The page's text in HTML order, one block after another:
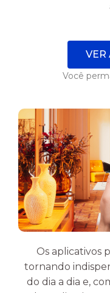
VER
Você
Os aplicativos
tornando
do dia a dia e,